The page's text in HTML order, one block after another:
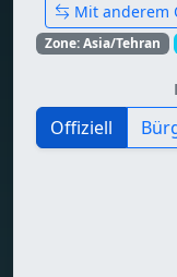
Mit anderem
Zone: Asia/Tehran
Offiziell